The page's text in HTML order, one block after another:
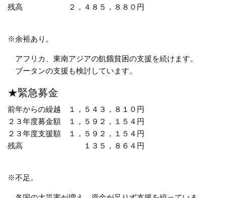
残高
２，４８５，８８０円
※余裕あり。
アフリカ、東南アジアの飢餓貧困の支援を続けます。
ブータンの支援も検討しています。
★緊急募金
前年からの繰越 １，５４３，８１０円
２３年度募金額 １，５９２，１５４円
２３年度支援額 １，５９２，１５４円
残高
１３５，８６４円
※不足。